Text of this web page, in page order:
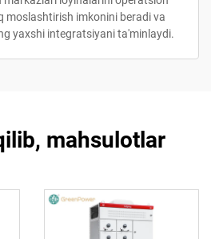
moslashtirish imkonini beradi va
yaxshi integratsiyani ta'minlaydi.
mahsulotlar